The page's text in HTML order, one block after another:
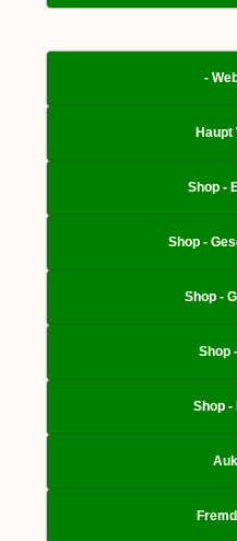
-
Haupt
Shop -
Shop -
Shop -
Shop
Shop